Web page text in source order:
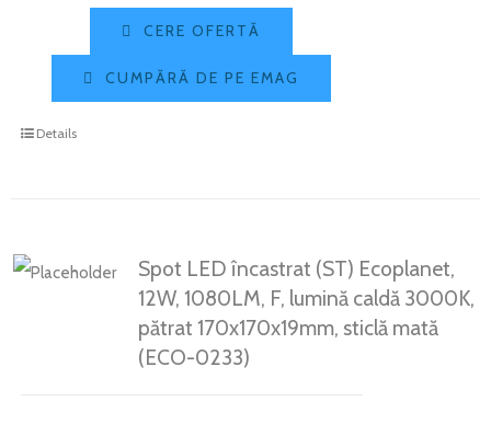
CERE OFERTĂ
CUMPĂRĂ DE PE EMAG
Details
Spot LED încastrat (ST) Ecoplanet,
12W, 1080LM, F, lumină caldă 3000K,
pătrat 170x170x19mm, sticlă mată
(ECO-0233)